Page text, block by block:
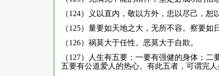
（124）义以直内，敬以方外，忠以尽己，
（125）量要如天地之大，无所不容。察要如
（126）祸莫大于任性。恶莫大于自欺。
（127）人生有五要：一要有强健的身体；
五要有公道爱人的热心。有此五者，可谓完